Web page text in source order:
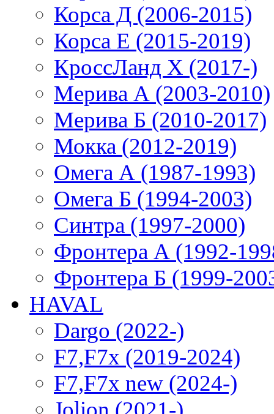
Корса Д (2006-2015)
Корса E (2015-2019)
КроссЛанд X (2017-)
Мерива А (2003-2010)
Мерива Б (2010-2017)
Мокка (2012-2019)
Омега А (1987-1993)
Омега Б (1994-2003)
Синтра (1997-2000)
Фронтера А (1992-
Фронтера Б (1999-
HAVAL
Dargo (2022-)
F7,F7x (2019-2024)
F7,F7x new (2024-)